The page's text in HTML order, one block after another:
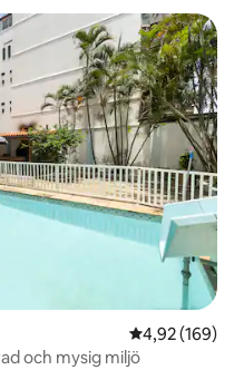
4,92 av 5 i
4,92 (169)
och mysig miljö